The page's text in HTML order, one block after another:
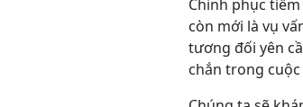
Chinh phục
còn mới là vụ
tương đối yên
chắn trong